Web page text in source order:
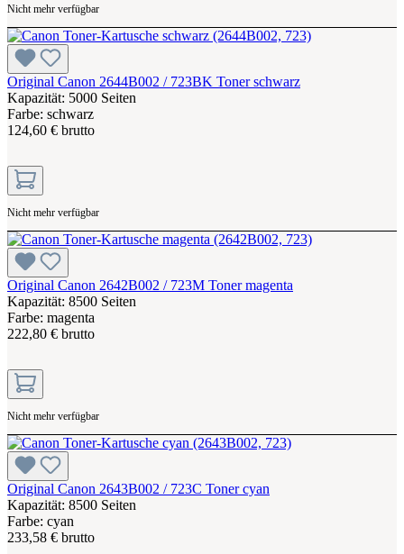
Nicht mehr verfügbar
Original Canon 2644B002 / 723BK Toner schwarz
Kapazität: 5000 Seiten
Farbe: schwarz
124,60 € brutto
Nicht mehr verfügbar
Original Canon 2642B002 / 723M Toner magenta
Kapazität: 8500 Seiten
Farbe: magenta
222,80 € brutto
Nicht mehr verfügbar
Original Canon 2643B002 / 723C Toner cyan
Kapazität: 8500 Seiten
Farbe: cyan
233,58 € brutto